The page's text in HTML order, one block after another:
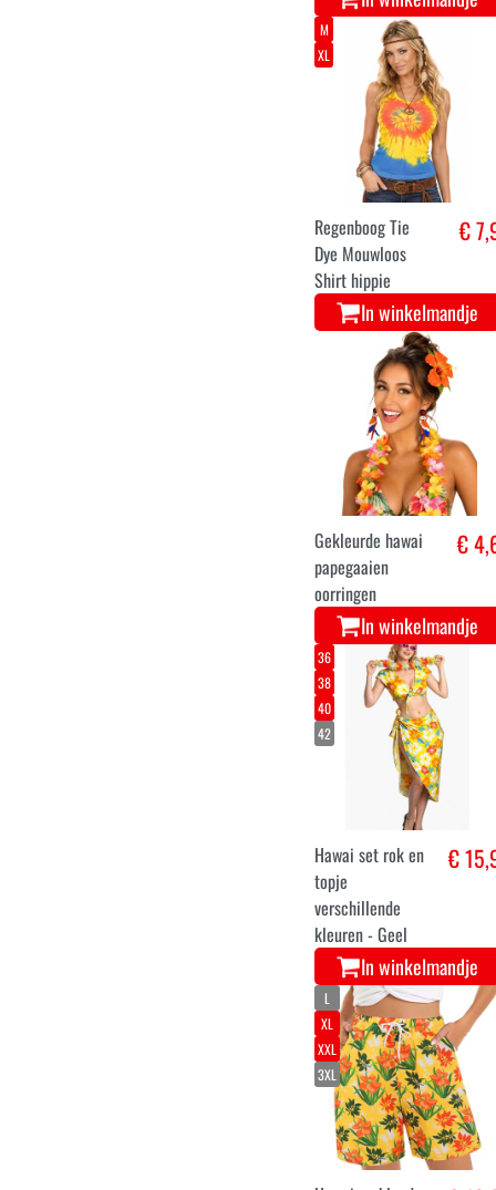
Nep Ananas
Accessoire -
Tropisch Thema
In winkelmandje
XL
Regenboog Tie
Dye Mouwloos
Shirt hippie
In winkelmandje
Gekleurde hawai
papegaaien
In winkelmandje
38
40
42
Hawai set rok en
topje
verschillende
kleuren - Geel
€
In winkelmandje